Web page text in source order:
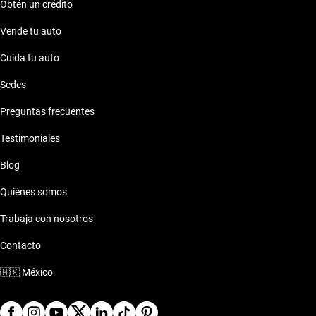
Renault Stepway 2010 Puerta la Victoria
Renault Stepway 2010 San Ángel
Renault Stepway 2010 Tlalnepantla
Obtén un crédito
Vende tu auto
Cuida tu auto
Sedes
Preguntas frecuentes
Testimoniales
Blog
Quiénes somos
Trabaja con nosotros
Contacto
🇲🇽 México